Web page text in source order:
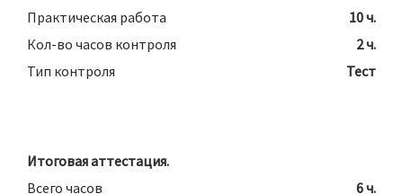
Практическая работа
10 ч.
Кол-во часов контроля
2 ч.
Тип контроля
Тест
Итоговая аттестация.
Всего часов
6 ч.